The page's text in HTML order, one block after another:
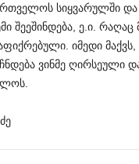
სიყვარულში და
შეეშინდება, ე.ი.
იმედი მაქვს,
ვინმე ღირსეული